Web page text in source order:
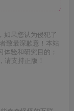
如果您认为侵犯了
致最深歉意！本站
验和研究目的；
请支持正版！